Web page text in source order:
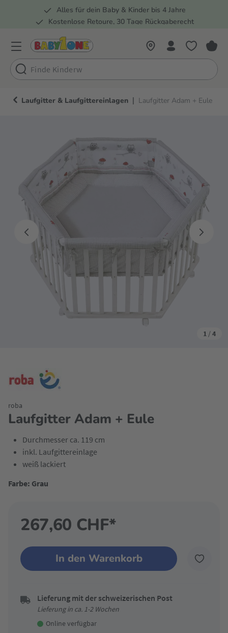
Zur Hauptnavigation springen
Alles für dein Baby & Kinder bis 4 Jahre
Kostenlose Retoure, 30 Tage Rückgaberecht
Laufgitter & Laufgittereinlagen | Laufgitter Adam + Eule
1 /4
Laufgitter Adam + Eule
roba
Durchmesser ca. 119 cm
inkl. Laufgittereinlage
weiß lackiert
Farbe: Grau
267,60 CHF*
In den Warenkorb
Lieferung mit der schweizerischen Post
Lieferung in ca. 1-2 Wochen
Online verfügbar